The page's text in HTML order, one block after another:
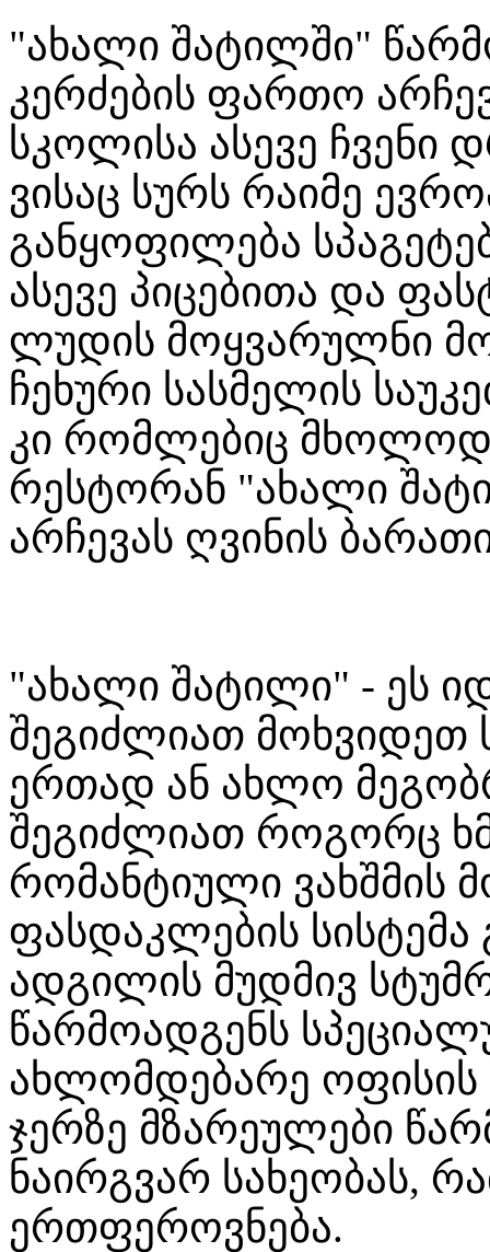
"ახალი შატილში"
კერძების ფართო
სკოლისა ასევე ჩვენი
ვისაც სურს რაიმე
განყოფილება
ასევე პიცებითა და
ლუდის მოყვარულნი
ჩეხური სასმელის
კი რომლებიც მხოლოდ
რესტორან "ახალი
არჩევას ღვინის
"ახალი შატილი" - ეს
შეგიძლიათ მოხვიდეთ
ერთად ან ახლო
შეგიძლიათ როგორც
რომანტიული ვახშმის
ფასდაკლების სისტემა
ადგილის მუდმივ
წარმოადგენს
ახლომდებარე ოფისის
ჯერზე მზარეულები
ნაირგვარ სახეობას,
ერთფეროვნება.